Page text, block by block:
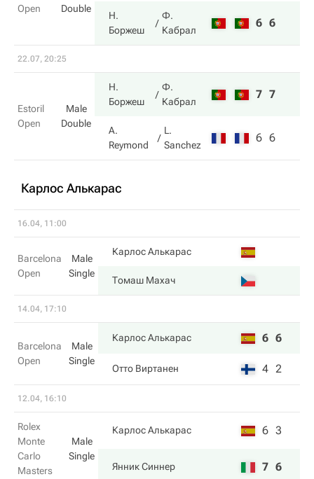
Open
Double
Н.
Боржеш
Ф.
Кабрал
6 6
22.07, 20:25
Estoril
Open
Male
Double
Н.
Боржеш
Ф.
Кабрал
7 7
A.
Reymond
L.
Sanchez
6 6
Карлос Алькарас
16.04, 11:00
Barcelona
Open
Male
Single
Карлос Алькарас
Томаш Махач
14.04, 17:10
Barcelona
Open
Male
Single
Карлос Алькарас 6 6
Отто Виртанен 4 2
12.04, 16:10
Rolex
Monte
Carlo
Masters
Male
Single
Карлос Алькарас 6 3
Янник Синнер 7 6